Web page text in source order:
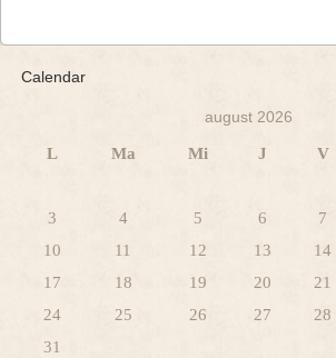
Calendar
august 2026
L Ma Mi J V
3
4 5 6 7
10
11 12 13 14
17
18 19 20 21
24
25 26 27 28
31